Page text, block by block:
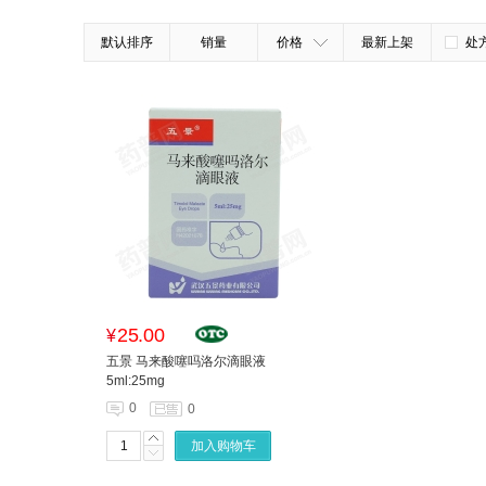
默认排序 销量 价格 最新上架 处
¥25.00
五景 马来酸噻吗洛尔滴眼液
5ml:25mg
0
0
加入购物车